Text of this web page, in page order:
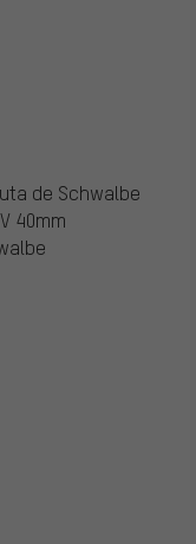
de Schwalbe
40mm